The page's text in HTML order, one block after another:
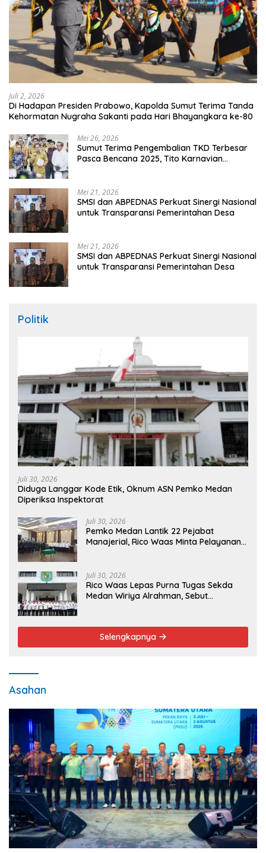
Juli 2, 2026
Di Hadapan Presiden Prabowo, Kapolda Sumut Terima Tanda
Kehormatan Nugraha Sakanti pada Hari Bhayangkara ke-80
Mei 26, 2026
Sumut Terima Pengembalian TKD Terbesar
Pasca Bencana 2025, Tito Karnavian
Mei 21, 2026
SMSI dan ABPEDNAS Perkuat Sinergi Nasional
untuk Transparansi Pemerintahan Desa
Mei 21, 2026
SMSI dan ABPEDNAS Perkuat Sinergi Nasional
untuk Transparansi Pemerintahan Desa
Politik
Juli 30, 2026
Diduga Langgar Kode Etik, Oknum ASN Pemko Medan
Diperiksa Inspektorat
Juli 30, 2026
Pemko Medan Lantik 22 Pejabat
Manajerial, Rico Waas Minta Pelayanan
Juli 30, 2026
Rico Waas Lepas Purna Tugas Sekda
Medan Wiriya Alrahman, Sebut
Selengkapnya
Asahan